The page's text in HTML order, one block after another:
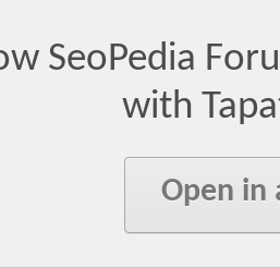
SeoPedia
with
Open in